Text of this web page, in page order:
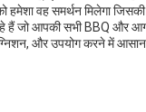
वह समर्थन मिलेगा
हैं जो आपकी सभी BBQ और
और उपयोग करने में आसान